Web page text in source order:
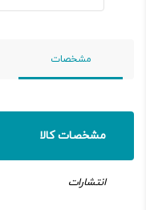
مشخصات
مشخصات کالا
انتشارات